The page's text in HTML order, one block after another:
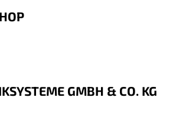
GMBH & CO. KG